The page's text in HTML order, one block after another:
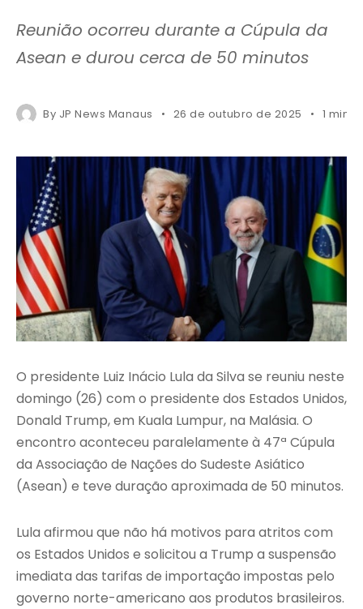
Reunião ocorreu durante a Cúpula da
Asean e durou cerca de 50 minutos
By JP News Manaus 26 de outubro de 2025 1 mins
O presidente Luiz Inácio Lula da Silva se reuniu neste
domingo (26) com o presidente dos Estados Unidos,
Donald Trump, em Kuala Lumpur, na Malásia. O
encontro aconteceu paralelamente à 47ª Cúpula
da Associação de Nações do Sudeste Asiático
(Asean) e teve duração aproximada de 50 minutos.
Lula afirmou que não há motivos para atritos com
os Estados Unidos e solicitou a Trump a suspensão
imediata das tarifas de importação impostas pelo
governo norte-americano aos produtos brasileiros.